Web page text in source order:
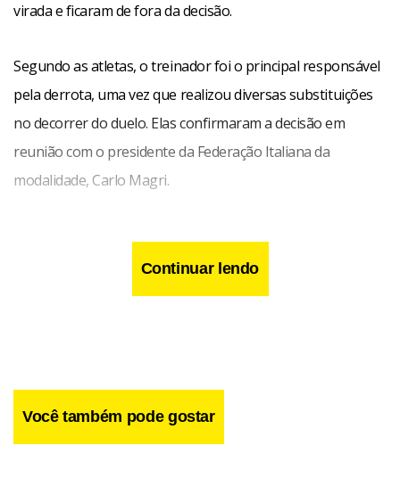
virada e ficaram de fora da decisão.
Segundo as atletas, o treinador foi o principal responsável
pela derrota, uma vez que realizou diversas substituições
no decorrer do duelo. Elas confirmaram a decisão em
reunião com o presidente da Federação Italiana da
modalidade, Carlo Magri.
Continuar lendo
Você também pode gostar